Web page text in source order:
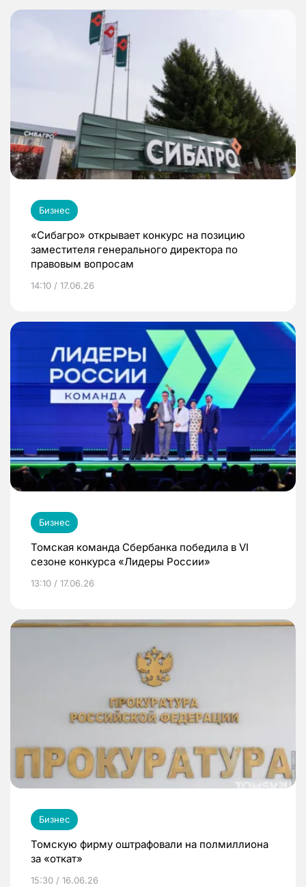
Бизнес
«Сибагро» открывает конкурс на позицию
заместителя генерального директора по
правовым вопросам
14:10 / 17.06.26
Бизнес
Томская команда Сбербанка победила в VI
сезоне конкурса «Лидеры России»
13:10 / 17.06.26
Бизнес
Томскую фирму оштрафовали на полмиллиона
за «откат»
15:30 / 16.06.26